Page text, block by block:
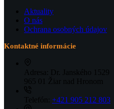
Aktuality
O nás
Ochrana osobných údajov
Kontaktné informácie
Adresa:
Dr. Janského 1529
965 01 Žiar nad Hronom
Telefón: +421 905 212 803